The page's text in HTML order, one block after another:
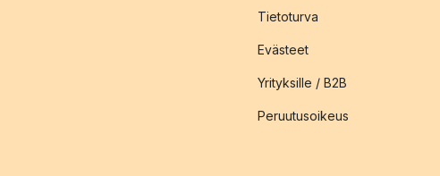
Tietoturva
Evästeet
Yrityksille / B2B
Peruutusoikeus